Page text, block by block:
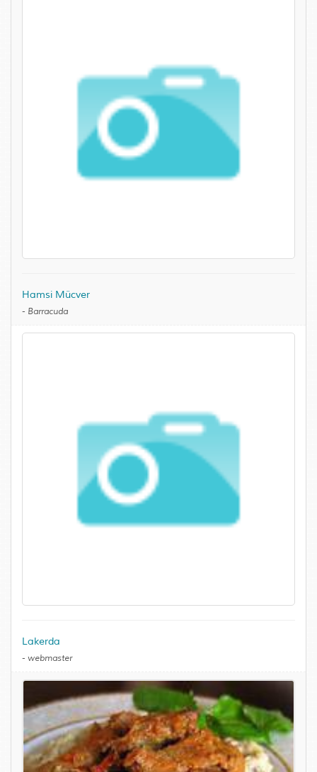
Hamsi Mücver
- Barracuda
Lakerda
- webmaster